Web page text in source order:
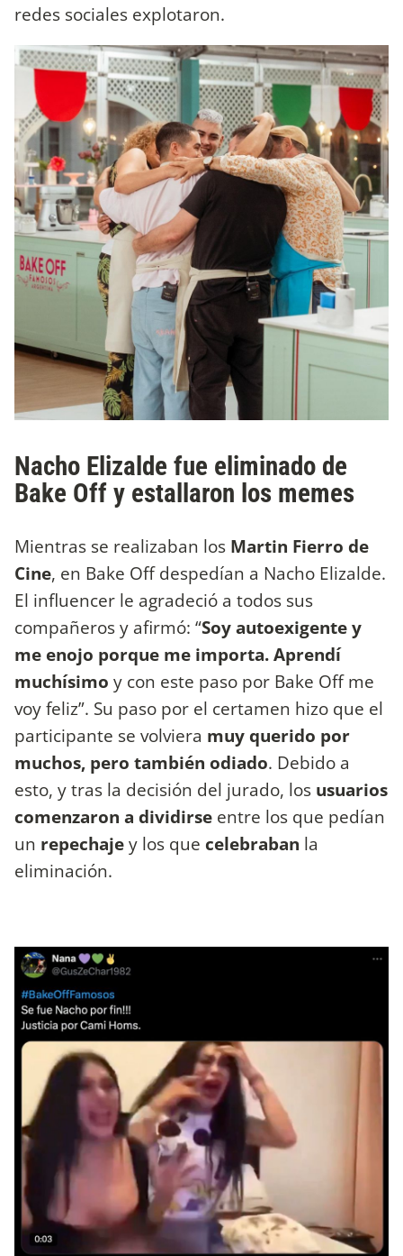
redes sociales explotaron.
Nacho Elizalde fue eliminado de
Bake Off y estallaron los memes
Mientras se realizaban los Martin Fierro de
Cine, en Bake Off despedían a Nacho Elizalde.
El influencer le agradeció a todos sus
compañeros y afirmó: “Soy autoexigente y
me enojo porque me importa. Aprendí
muchísimo y con este paso por Bake Off me
voy feliz”. Su paso por el certamen hizo que el
participante se volviera muy querido por
muchos, pero también odiado. Debido a
esto, y tras la decisión del jurado, los usuarios
comenzaron a dividirse entre los que pedían
un repechajey los que celebraban la
eliminación.